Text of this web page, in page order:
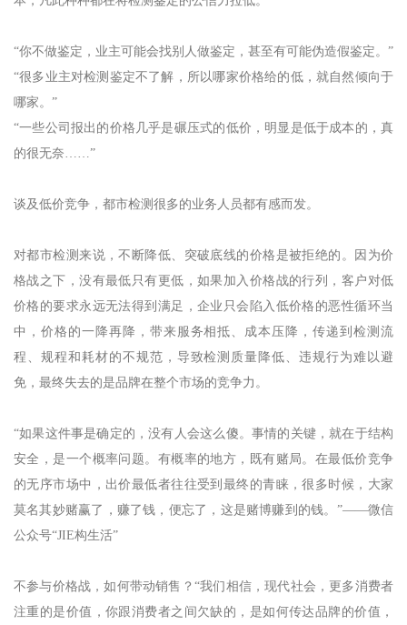
“你不做鉴定，业主可能会找别人做鉴定，甚至有可能伪造假鉴定。”
“很多业主对检测鉴定不了解，所以哪家价格给的低，就自然倾向于
哪家。”
“一些公司报出的价格几乎是碾压式的低价，明显是低于成本的，真
的很无奈……”
谈及低价竞争，都市检测很多的业务人员都有感而发。
对都市检测来说，不断降低、突破底线的价格是被拒绝的。因为价
格战之下，没有最低只有更低，如果加入价格战的行列，客户对低
价格的要求永远无法得到满足，企业只会陷入低价格的恶性循环当
中，价格的一降再降，带来服务相抵、成本压降，传递到检测流
程、规程和耗材的不规范，导致检测质量降低、违规行为难以避
免，最终失去的是品牌在整个市场的竞争力。
“如果这件事是确定的，没有人会这么傻。事情的关键，就在于结构
安全，是一个概率问题。有概率的地方，既有赌局。在最低价竞争
的无序市场中，出价最低者往往受到最终的青睐，很多时候，大家
莫名其妙赌赢了，赚了钱，便忘了，这是赌博赚到的钱。”——微信
公众号“JIE构生活”
不参与价格战，如何带动销售？“我们相信，现代社会，更多消费者
注重的是价值，你跟消费者之间欠缺的，是如何传达品牌的价值，